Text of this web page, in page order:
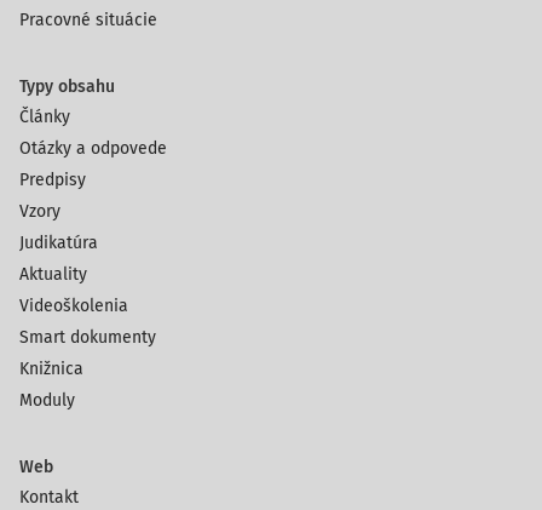
Pracovné situácie
Typy obsahu
Články
Otázky a odpovede
Predpisy
Vzory
Judikatúra
Aktuality
Videoškolenia
Smart dokumenty
Knižnica
Moduly
Web
Kontakt